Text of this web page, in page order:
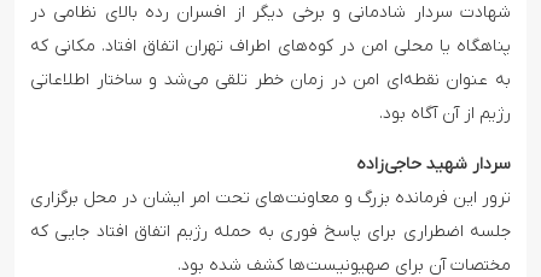
شهادت سردار شادمانی و برخی دیگر از افسران رده بالای نظامی در
پناهگاه یا محلی امن در کوه‌های اطراف تهران اتفاق افتاد. مکانی که
به عنوان نقطه‌ای امن در زمان خطر تلقی می‌شد و ساختار اطلاعاتی
رژیم از آن آگاه بود.
سردار شهید حاجی‌زاده
ترور این فرمانده بزرگ و معاونت‌های تحت امر ایشان در محل برگزاری
جلسه اضطراری برای پاسخ فوری به حمله رژیم اتفاق افتاد جایی که
مختصات آن برای صهیونیست‌ها کشف شده بود.